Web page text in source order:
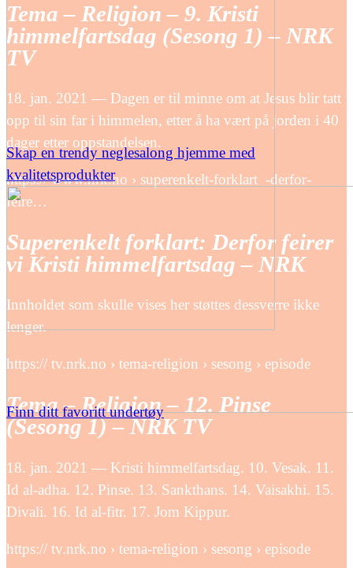
Skap en trendy neglesalong hjemme med
kvalitetsprodukter
Finn ditt favoritt undertøy
Tema – Religion – 9. Kristi
himmelfartsdag (Sesong 1) – NRK
TV
18. jan. 2021 — Dagen er til minne om at Jesus blir tatt
opp til sin far i himmelen, etter å ha vært på jorden i 40
dager etter oppstandelsen.
https:// www.nrk.no › superenkelt-forklart_-derfor-
feire…
Superenkelt forklart: Derfor feirer
vi Kristi himmelfartsdag – NRK
Innholdet som skulle vises her støttes dessverre ikke
lenger.
https:// tv.nrk.no › tema-religion › sesong › episode
Tema – Religion – 12. Pinse
(Sesong 1) – NRK TV
18. jan. 2021 — Kristi himmelfartsdag. 10. Vesak. 11.
Id al-adha. 12. Pinse. 13. Sankthans. 14. Vaisakhi. 15.
Divali. 16. Id al-fitr. 17. Jom Kippur.
https:// tv.nrk.no › tema-religion › sesong › episode